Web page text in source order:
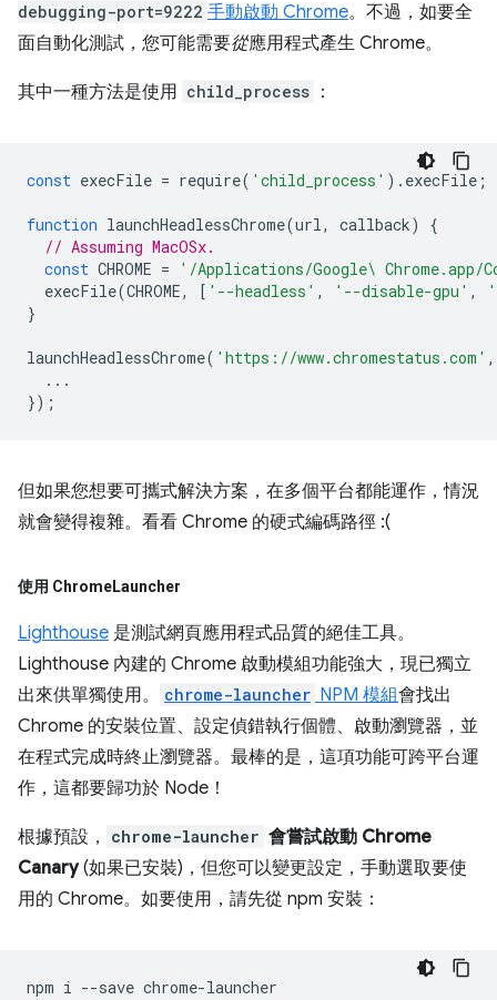
debugging-port=9222 手動啟動 Chrome。不過，如要全
面自動化測試，您可能需要從應用程式產生 Chrome。
其中一種方法是使用 child_process ：
const execFile = require( 'child_process' ). execFile ;
function launchHeadlessChrome(url, callback)
{
// Assuming MacOSx.
const CHROME =
'/Applications/Google\ Chrome.app/
execFile(CHROME, [ '--headless' , '--disable-gpu' ,
}
launchHeadlessChrome( 'https://www.chromestatus.com' ,
...
});
但如果您想要可攜式解決方案，在多個平台都能運作，情況
就會變得複雜。看看 Chrome 的硬式編碼路徑 :(
使用 ChromeLauncher
Lighthouse 是測試網頁應用程式品質的絕佳工具。
Lighthouse 內建的 Chrome 啟動模組功能強大，現已獨立
出來供單獨使用。
chrome-launcher NPM 模組會找出
Chrome 的安裝位置、設定偵錯執行個體、啟動瀏覽器，並
在程式完成時終止瀏覽器。最棒的是，這項功能可跨平台運
作，這都要歸功於 Node！
根據預設， chrome-launcher 會嘗試啟動 Chrome
Canary(如果已安裝)，但您可以變更設定，手動選取要使
用的 Chrome。如要使用，請先從 npm 安裝：
npm i --save